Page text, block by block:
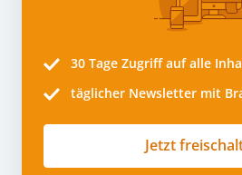
30 Tage Zugriff auf alle
täglicher Newsletter mit
Jetzt